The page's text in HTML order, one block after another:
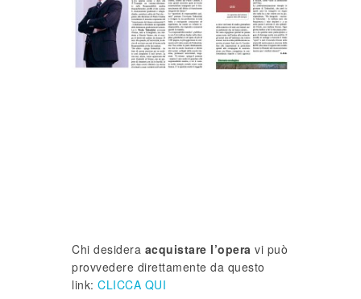
Chi desidera acquistare l’opera vi può
provvedere direttamente da questo
link: CLICCA QUI